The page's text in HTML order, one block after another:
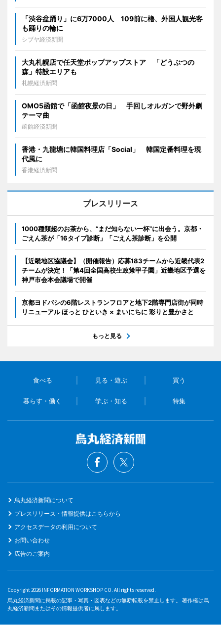
「渋谷盆踊り」に6万7000人 109前に櫓、外国人観光客
も踊りの輪に
シブヤ経済新聞
大丸札幌店で任天堂ポップアップストア 「どうぶつの
森」特設エリアも
札幌経済新聞
OMO5函館で「函館夜景の日」 手回しオルガンで野外劇
テーマ曲
函館経済新聞
香港・九龍塘に韓国料理店「Social」 韓国定番料理を現
代風に
香港経済新聞
プレスリリース
1000種類超のお茶から、“まだ知らない一杯”に出会う。京都・
ごえん茶が「16タイプ診断」「ごえん茶診断」を公開
【近畿地区協議会】（開催報告）応募183チームから近畿代表2
チームが決定！「第4回全国高校生政策甲子園」近畿地区予選を
神戸市会本会議場で開催
京都ヨドバシの6階レストランフロアと地下2階専門店街が同時
リニューアル ほっと ひといき × まいにちに 彩りと豊かさと
もっと見る
食べる 見る・遊ぶ 買う
暮らす・働く 学ぶ・知る 特集
烏丸経済新聞について
プレスリリース・情報提供はこちらから
アクセスデータの利用について
お問い合わせ
広告のご案内
Copyright 2026 INFORMATION WORKSHOP CO. All rights reserved.
烏丸経済新聞に掲載の記事・写真・図表などの無断転載を禁止します。 著作権は烏
丸経済新聞またはその情報提供者に属します。